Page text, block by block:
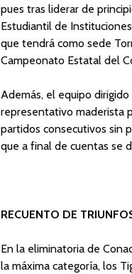
pues tras liderar de
Estudiantil de
que tendrá como sede
Campeonato Estatal del
Además, el equipo dirigido
representativo maderista
partidos consecutivos sin
que a final de cuentas se
RECUENTO DE
En la eliminatoria de
la máxima categoría, los